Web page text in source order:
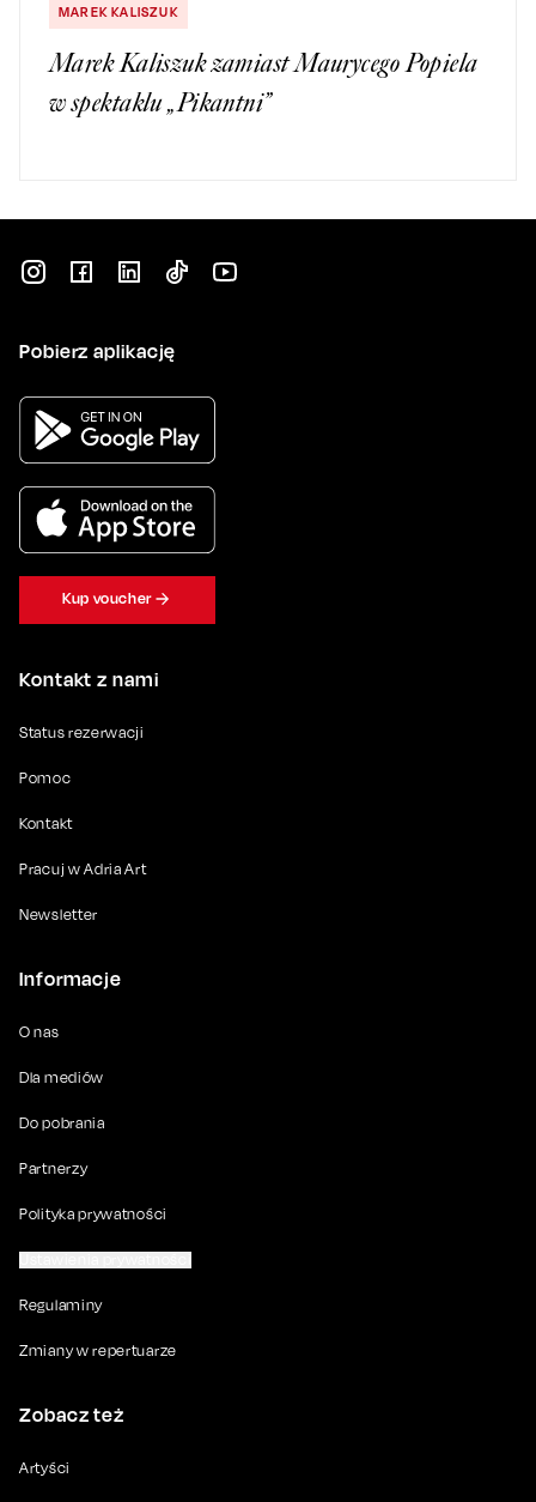
MAREK KALISZUK
Marek Kaliszuk zamiast Maurycego Popiela
w spektaklu „Pikantni”
Kontakt z nami
Status rezerwacji
Pomoc
Kontakt
Pracuj w Adria Art
Newsletter
Informacje
O nas
Dla mediów
Do pobrania
Partnerzy
Polityka prywatności
Regulaminy
Zmiany w repertuarze
Zobacz też
Artyści
Pobierz aplikację
Kup voucher